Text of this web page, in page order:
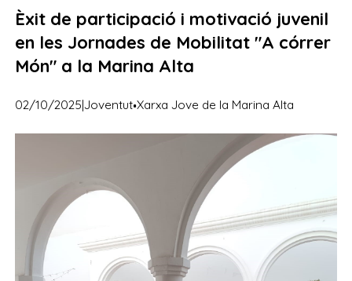
Èxit de participació i motivació juvenil
en les Jornades de Mobilitat "A córrer
Món" a la Marina Alta
02/10/2025|Joventut·Xarxa Jove de la Marina Alta